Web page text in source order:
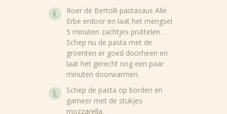
Roer de Bertolli pastasaus Alle
Erbe erdoor en laat het mengsel
5 minuten zachtjes pruttelen.
Schep nu de pasta met de
groenten er goed doorheen en
laat het gerecht nog een paar
minuten doorwarmen.
Schep de pasta op borden en
garneer met de stukjes
mozzarella.
Nieuws
Recepten